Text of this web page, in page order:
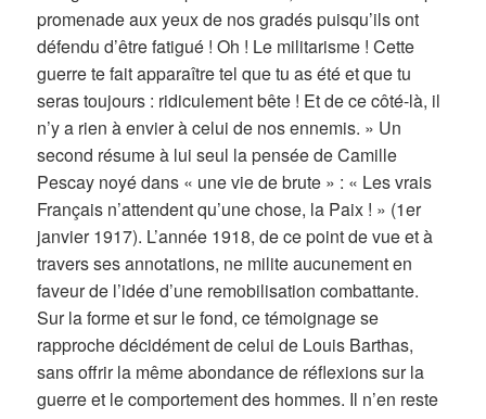
promenade aux yeux de nos gradés puisqu’ils ont
défendu d’être fatigué ! Oh ! Le militarisme ! Cette
guerre te fait apparaître tel que tu as été et que tu
seras toujours : ridiculement bête ! Et de ce côté-là, il
n’y a rien à envier à celui de nos ennemis. » Un
second résume à lui seul la pensée de Camille
Pescay noyé dans « une vie de brute » : « Les vrais
Français n’attendent qu’une chose, la Paix ! » (1er
janvier 1917). L’année 1918, de ce point de vue et à
travers ses annotations, ne milite aucunement en
faveur de l’idée d’une remobilisation combattante.
Sur la forme et sur le fond, ce témoignage se
rapproche décidément de celui de Louis Barthas,
sans offrir la même abondance de réflexions sur la
guerre et le comportement des hommes. Il n’en reste